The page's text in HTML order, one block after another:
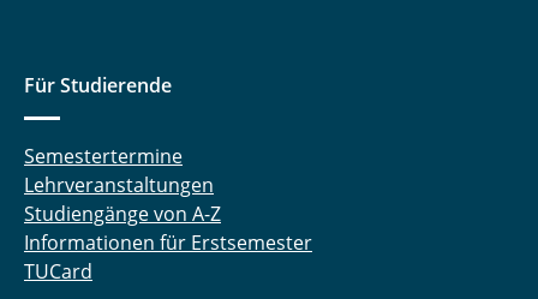
Für Studierende
Semestertermine
Lehrveranstaltungen
Studiengänge von A-Z
Informationen für Erstsemester
TUCard